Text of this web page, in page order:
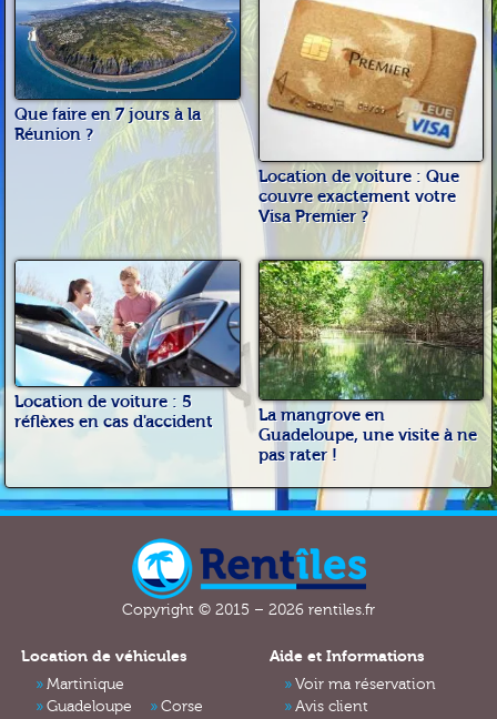
Que faire en 7 jours à la
Réunion ?
Location de voiture : Que
couvre exactement votre
Visa Premier ?
Location de voiture : 5
réflèxes en cas d'accident
La mangrove en
Guadeloupe, une visite à ne
pas rater !
Copyright © 2015 – 2026 rentiles.fr
Location de véhicules
Martinique
Guadeloupe
Corse
Aide et Informations
Voir ma réservation
Avis client